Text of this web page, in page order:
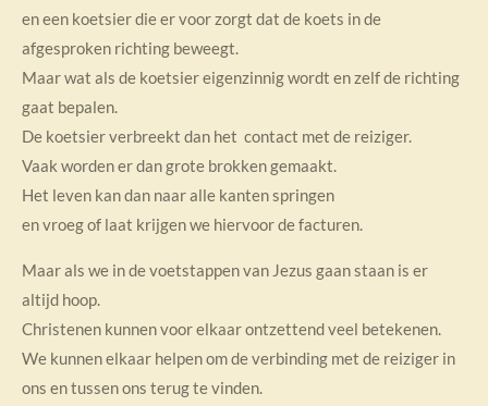
en een koetsier die er voor zorgt dat de koets in de
afgesproken richting beweegt.
Maar wat als de koetsier eigenzinnig wordt en zelf de richting
gaat bepalen.
De koetsier verbreekt dan het contact met de reiziger.
Vaak worden er dan grote brokken gemaakt.
Het leven kan dan naar alle kanten springen
en vroeg of laat krijgen we hiervoor de facturen.
Maar als we in de voetstappen van Jezus gaan staan is er
altijd hoop.
Christenen kunnen voor elkaar ontzettend veel betekenen.
We kunnen elkaar helpen om de verbinding met de reiziger in
ons en tussen ons terug te vinden.